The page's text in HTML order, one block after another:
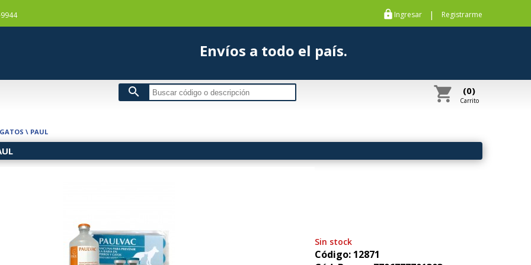
https Ingresar | Registrarme
Envíos a todo el país.
search shopping_cart (0)
Carrito
\ PAUL
Sin stock
Código: 12871